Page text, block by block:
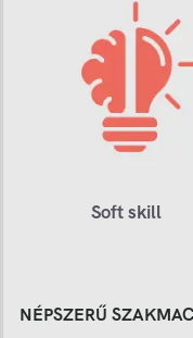
Soft skill
NÉPSZERŰ